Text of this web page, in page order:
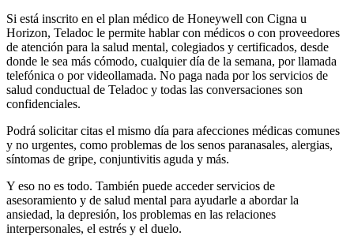
Si está inscrito en el plan médico de Honeywell con Cigna u
Horizon, Teladoc le permite hablar con médicos o con proveedores
de atención para la salud mental, colegiados y certificados, desde
donde le sea más cómodo, cualquier día de la semana, por llamada
telefónica o por videollamada. No paga nada por los servicios de
salud conductual de Teladoc y todas las conversaciones son
confidenciales.
Podrá solicitar citas el mismo día para afecciones médicas comunes
y no urgentes, como problemas de los senos paranasales, alergias,
síntomas de gripe, conjuntivitis aguda y más.
Y eso no es todo. También puede acceder servicios de
asesoramiento y de salud mental para ayudarle a abordar la
ansiedad, la depresión, los problemas en las relaciones
interpersonales, el estrés y el duelo.